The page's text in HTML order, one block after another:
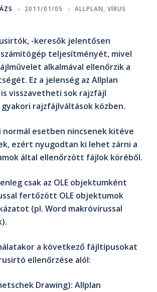
2011/01/05 ALLPLAN, VÍRUS
-keresők jelentősen
teljesítményét, mivel
alkalmával ellenőrzik a
Ez a jelenség az Allplan
visszavetheti sok rajzfájl
gyakori rajzfájlváltások közben.
normál esetben nincsenek kitéve
ezért nyugodtan ki lehet zárni a
által ellenőrzött fájlok köréből.
csak az OLE objektumként
fertőzött OLE objektumok
(pl. Word makróvírussal
a következő fájltípusokat
ellenőrzése alól:
Drawing): Allplan